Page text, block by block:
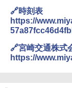
🔗時刻表
https://
🔗宮崎交通株式
https://